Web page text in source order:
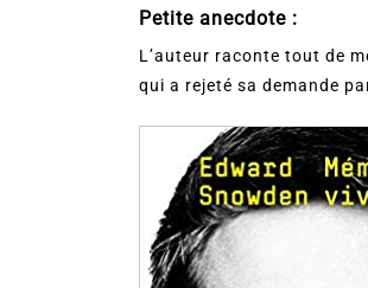
Petite anecdote :
L’auteur raconte tout de
qui a rejeté sa demande